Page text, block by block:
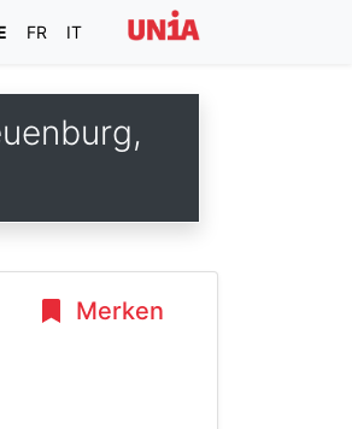
FR IT
Merken